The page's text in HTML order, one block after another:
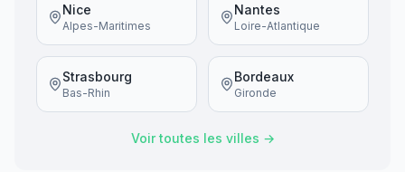
Nice
Alpes-Maritimes
Nantes
Loire-Atlantique
Strasbourg
Bas-Rhin
Bordeaux
Gironde
Voir toutes les villes →